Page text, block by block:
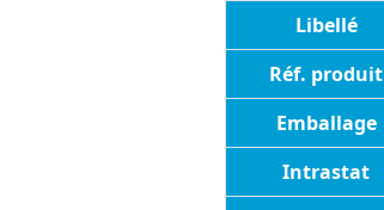
Libellé
Réf. produit
Emballage
Intrastat